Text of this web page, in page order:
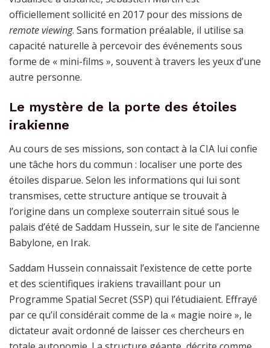
officiellement sollicité en 2017 pour des missions de
remote viewing. Sans formation préalable, il utilise sa
capacité naturelle à percevoir des événements sous
forme de « mini-films », souvent à travers les yeux d’une
autre personne.
Le mystère de la porte des étoiles
irakienne
Au cours de ses missions, son contact à la CIA lui confie
une tâche hors du commun : localiser une porte des
étoiles disparue. Selon les informations qui lui sont
transmises, cette structure antique se trouvait à
l’origine dans un complexe souterrain situé sous le
palais d’été de Saddam Hussein, sur le site de l’ancienne
Babylone, en Irak.
Saddam Hussein connaissait l’existence de cette porte
et des scientifiques irakiens travaillant pour un
Programme Spatial Secret (SSP) qui l’étudiaient. Effrayé
par ce qu’il considérait comme de la « magie noire », le
dictateur avait ordonné de laisser ces chercheurs en